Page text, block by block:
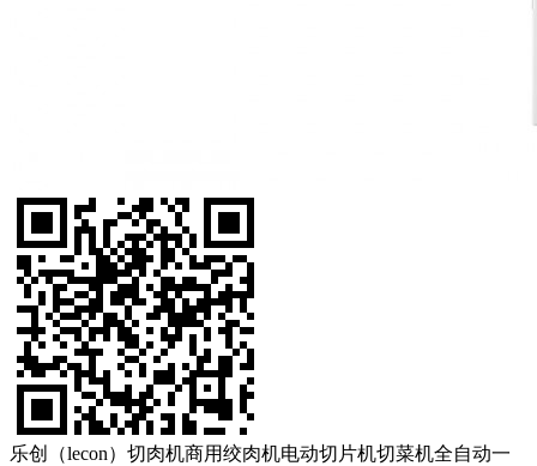
乐创（lecon）切肉机商用绞肉机电动切片机切菜机全自动一